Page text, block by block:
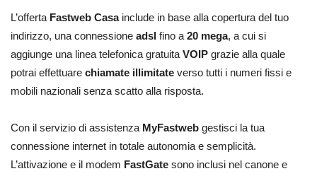
L’offerta Fastweb Casainclude in base alla copertura del tuo
indirizzo, una connessione adsl fino a 20 mega, a cui si
aggiunge una linea telefonica gratuita VOIP grazie alla quale
potrai effettuare chiamate illimitate verso tutti i numeri fissi e
mobili nazionali senza scatto alla risposta.
Con il servizio di assistenza MyFastweb gestisci la tua
connessione internet in totale autonomia e semplicità.
L’attivazione e il modem FastGate sono inclusi nel canone e